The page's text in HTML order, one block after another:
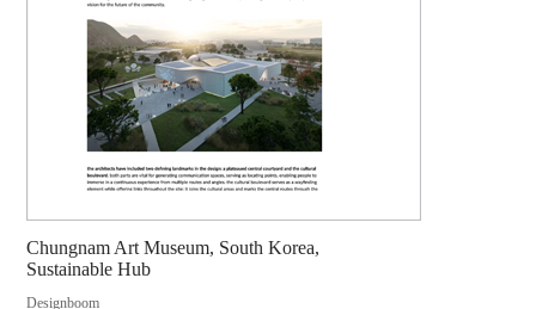
Chungnam Art Museum, South Korea,
Sustainable Hub
Designboom